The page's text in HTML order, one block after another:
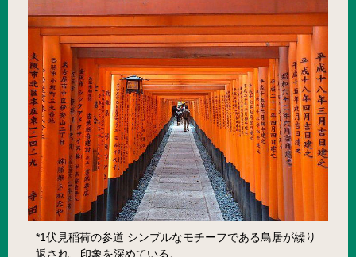
*1伏見稲荷の参道 シンプルなモチーフである鳥居が繰り
返され、印象を深めている。